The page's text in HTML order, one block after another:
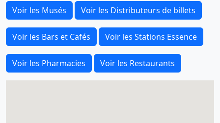
Voir les Musés Voir les Distributeurs de billets
Voir les Bars et Cafés Voir les Stations Essence
Voir les Pharmacies Voir les Restaurants